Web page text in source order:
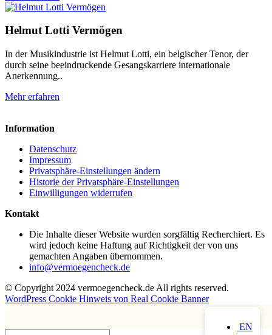
Helmut Lotti Vermögen
In der Musikindustrie ist Helmut Lotti, ein belgischer Tenor, der
durch seine beeindruckende Gesangskarriere internationale
Anerkennung..
Mehr erfahren
Information
Datenschutz
Impressum
Privatsphäre-Einstellungen ändern
Historie der Privatsphäre-Einstellungen
Einwilligungen widerrufen
Kontakt
Die Inhalte dieser Website wurden sorgfältig Recherchiert. Es
wird jedoch keine Haftung auf Richtigkeit der von uns
gemachten Angaben übernommen.
info@vermoegencheck.de
© Copyright 2024 vermoegencheck.de All rights reserved.
EN
WordPress Cookie Hinweis von Real Cookie Banner